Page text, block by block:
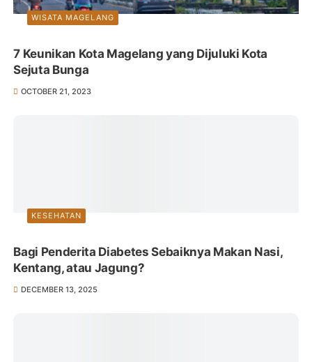
WISATA MAGELANG
7 Keunikan Kota Magelang yang Dijuluki Kota
Sejuta Bunga
OCTOBER 21, 2023
KESEHATAN
Bagi Penderita Diabetes Sebaiknya Makan Nasi,
Kentang, atau Jagung?
DECEMBER 13, 2025